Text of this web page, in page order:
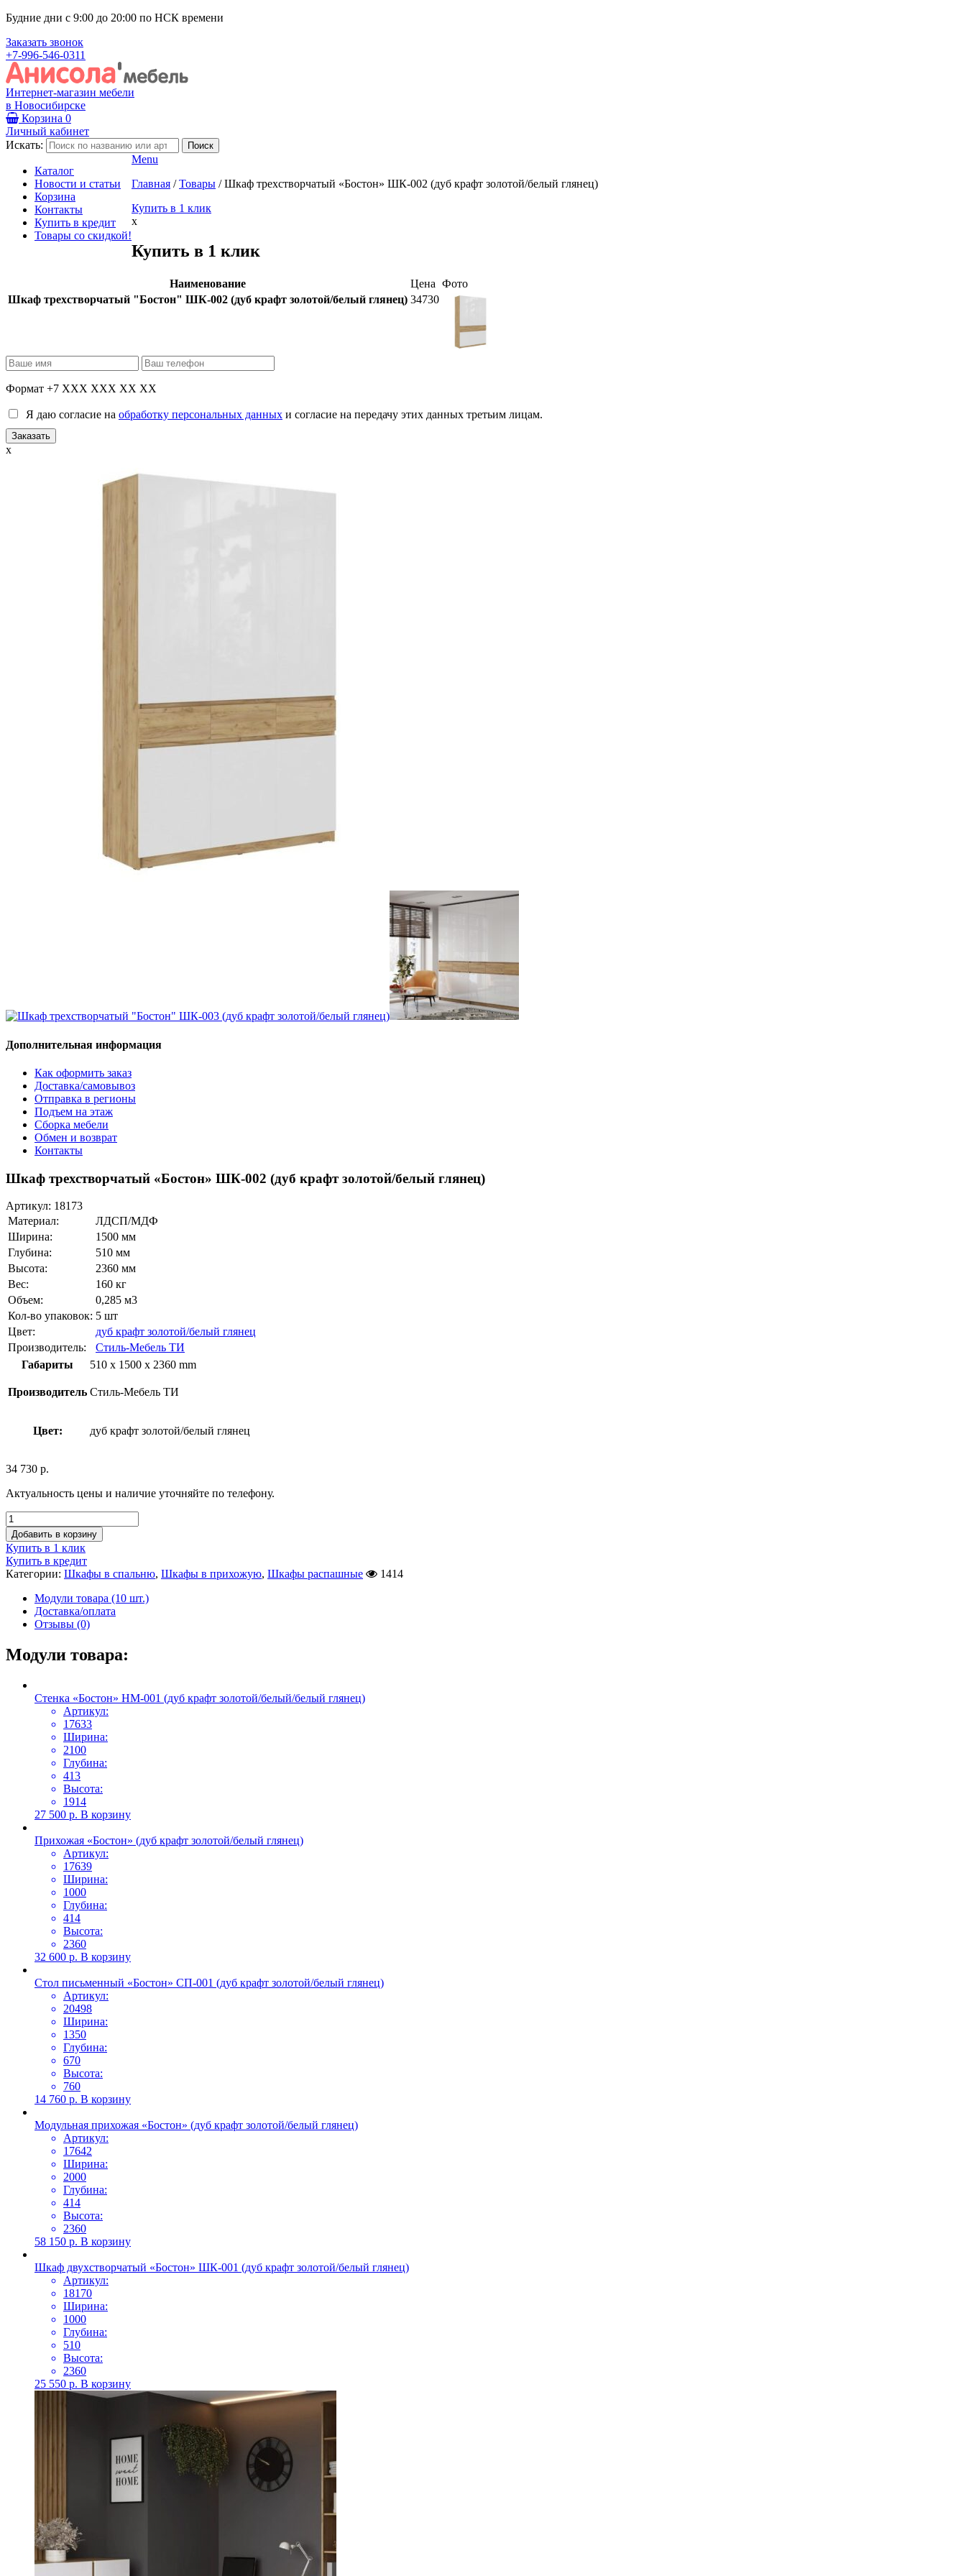
Будние дни с 9:00 до 20:00 по НСК времени
Заказать звонок
+7-996-546-0311
Интернет-магазин мебели
в Новосибирске
Корзина 0
Личный кабинет
Искать:
Каталог
Новости и статьи
Корзина
Контакты
Купить в кредит
Товары со скидкой!
Menu
Главная / Товары / Шкаф трехстворчатый «Бостон» ШК-002 (дуб крафт золотой/белый глянец)
Купить в 1 клик
x
Купить в 1 клик
Наименование Цена Фото
Шкаф трехстворчатый "Бостон" ШК-002 (дуб крафт золотой/белый глянец) 34730
Формат +7 XXX XXX XX XX
Я даю согласие на обработку персональных данных и согласие на передачу этих данных третьим лицам.
x
Дополнительная информация
Как оформить заказ
Доставка/самовывоз
Отправка в регионы
Подъем на этаж
Сборка мебели
Обмен и возврат
Контакты
Шкаф трехстворчатый «Бостон» ШК-002 (дуб крафт золотой/белый глянец)
Артикул: 18173
Материал:
ЛДСП/МДФ
Ширина:
1500 мм
Глубина:
510 мм
Высота:
2360 мм
Вес:
160 кг
Объем:
0,285 м3
Кол-во упаковок: 5 шт
Цвет:
дуб крафт золотой/белый глянец
Производитель:
Стиль-Мебель ТИ
Габариты
510 x 1500 x 2360 mm
Производитель Стиль-Мебель ТИ
Цвет: дуб крафт золотой/белый глянец
34 730 р.
Актуальность цены и наличие уточняйте по телефону.
Добавить в корзину
Купить в 1 клик
Купить в кредит
Категории: Шкафы в спальню, Шкафы в прихожую, Шкафы распашные
1414
Модули товара (10 шт.)
Доставка/оплата
Отзывы (0)
Модули товара:
Стенка «Бостон» НМ-001 (дуб крафт золотой/белый/белый глянец)
Артикул:
17633
Ширина:
2100
Глубина:
413
Высота:
1914
27 500 р. В корзину
Прихожая «Бостон» (дуб крафт золотой/белый глянец)
Артикул:
17639
Ширина:
1000
Глубина:
414
Высота:
2360
32 600 р. В корзину
Стол письменный «Бостон» СП-001 (дуб крафт золотой/белый глянец)
Артикул:
20498
Ширина:
1350
Глубина:
670
Высота:
760
14 760 р. В корзину
Модульная прихожая «Бостон» (дуб крафт золотой/белый глянец)
Артикул:
17642
Ширина:
2000
Глубина:
414
Высота:
2360
58 150 р. В корзину
Шкаф двухстворчатый «Бостон» ШК-001 (дуб крафт золотой/белый глянец)
Артикул:
18170
Ширина:
1000
Глубина:
510
Высота:
2360
25 550 р. В корзину